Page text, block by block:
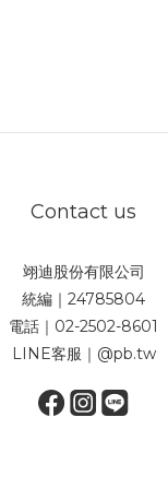
Contact us
翊迪股份有限公司
統編｜24785804
電話｜02-2502-8601
LINE客服｜@pb.tw